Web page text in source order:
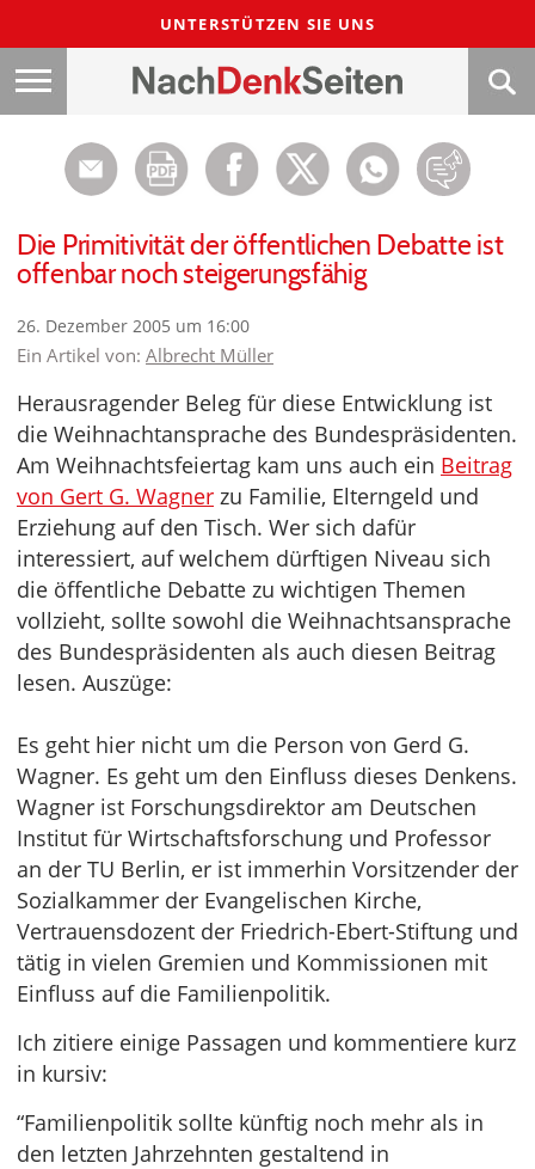
UNTERSTÜTZEN SIE UNS
Die Primitivität der öffentlichen Debatte ist
offenbar noch steigerungsfähig
26. Dezember 2005 um 16:00
Ein Artikel von: Albrecht Müller
Herausragender Beleg für diese Entwicklung ist
die Weihnachtansprache des Bundespräsidenten.
Am Weihnachtsfeiertag kam uns auch ein Beitrag
von Gert G. Wagner zu Familie, Elterngeld und
Erziehung auf den Tisch. Wer sich dafür
interessiert, auf welchem dürftigen Niveau sich
die öffentliche Debatte zu wichtigen Themen
vollzieht, sollte sowohl die Weihnachtsansprache
des Bundespräsidenten als auch diesen Beitrag
lesen. Auszüge:
Es geht hier nicht um die Person von Gerd G.
Wagner. Es geht um den Einfluss dieses Denkens.
Wagner ist Forschungsdirektor am Deutschen
Institut für Wirtschaftsforschung und Professor
an der TU Berlin, er ist immerhin Vorsitzender der
Sozialkammer der Evangelischen Kirche,
Vertrauensdozent der Friedrich-Ebert-Stiftung und
tätig in vielen Gremien und Kommissionen mit
Einfluss auf die Familienpolitik.
Ich zitiere einige Passagen und kommentiere kurz
in kursiv:
“Familienpolitik sollte künftig noch mehr als in
den letzten Jahrzehnten gestaltend in